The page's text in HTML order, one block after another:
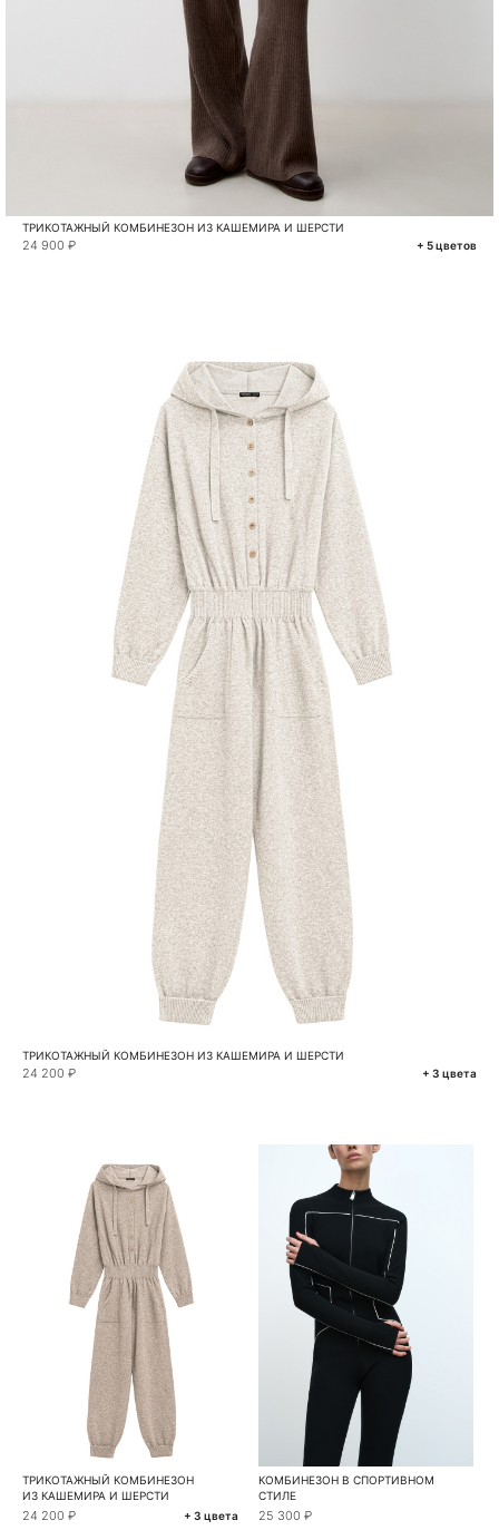
ТРИКОТАЖНЫЙ КОМБИНЕЗОН ИЗ КАШЕМИРА И ШЕРСТИ
24 900 ₽ + 5 цветов
ТРИКОТАЖНЫЙ КОМБИНЕЗОН ИЗ КАШЕМИРА И ШЕРСТИ
24 200 ₽ + 3 цвета
ТРИКОТАЖНЫЙ КОМБИНЕЗОН
ИЗ КАШЕМИРА И ШЕРСТИ
24 200 ₽ + 3 цвета
КОМБИНЕЗОН В СПОРТИВНОМ
СТИЛЕ
25 300 ₽